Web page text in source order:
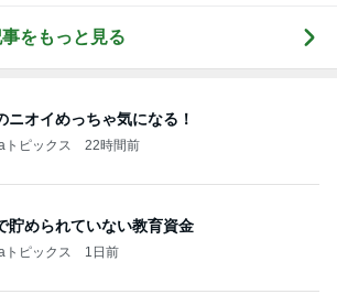
をもっと見る
ニオイめっちゃ気になる！
トピックス 22時間前
貯められていない教育資金
トピックス 1日前